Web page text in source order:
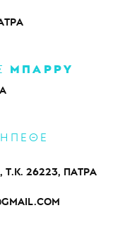
ΜΠΑΡΡΥ
26223, ΠΑΤΡΑ